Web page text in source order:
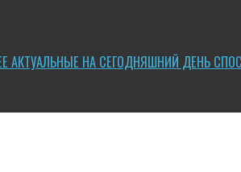
АКТУАЛЬНЫЕ НА СЕГОДНЯШНИЙ ДЕНЬ